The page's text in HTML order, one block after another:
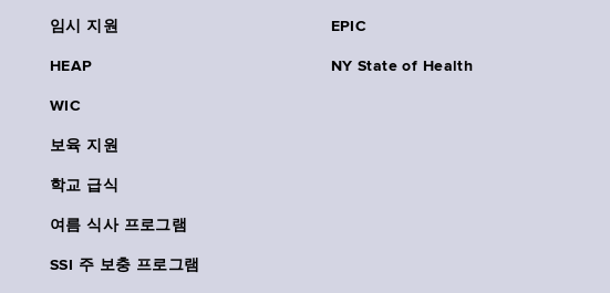
임시 지원
HEAP
WIC
보육 지원
학교 급식
여름 식사 프로그램
SSI 주 보충 프로그램
EPIC
NY State of Health